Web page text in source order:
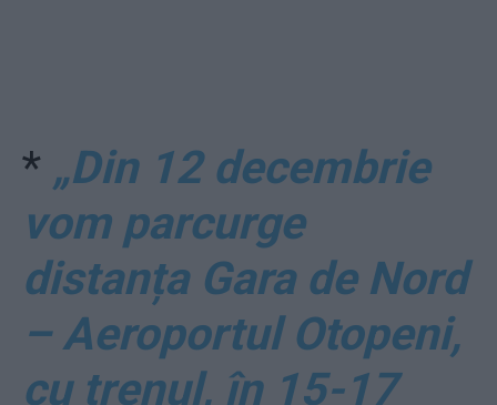
* „Din 12 decembrie
vom parcurge
distanța Gara de Nord
– Aeroportul Otopeni,
cu trenul, în 15-17